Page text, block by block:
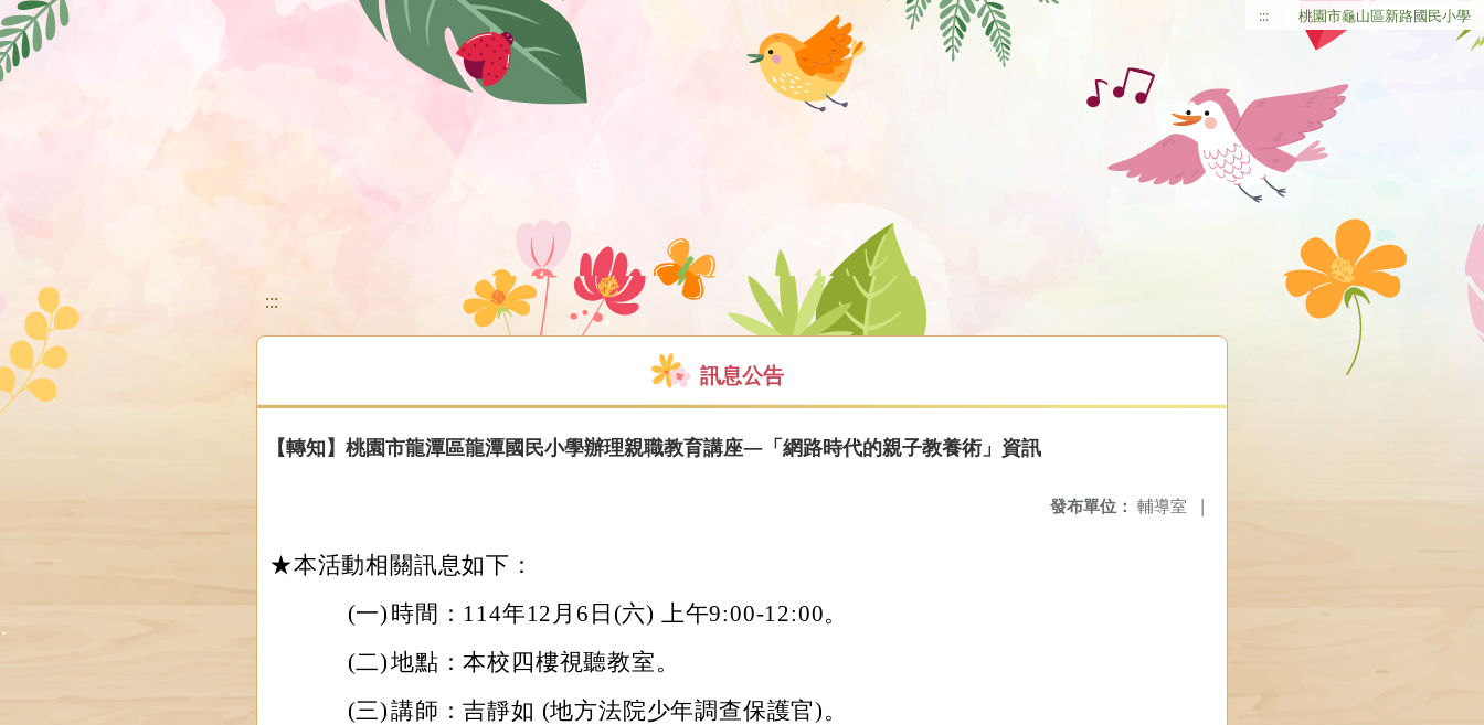
移至網頁之主要內容區位置 ::: 桃園市龜山區新路國民小學
:::
訊息公告
【轉知】桃園市龍潭區龍潭國民小學辦理親職教育講座—「網路時代的親子教養術」資訊
發布單位： 輔導室 |
★本活動相關訊息如下：
(一) 時間：114年12月6日(六) 上午9:00-12:00。
(二)地點：本校四樓視聽教室。
(三)講師：吉靜如 (地方法院少年調查保護官)。